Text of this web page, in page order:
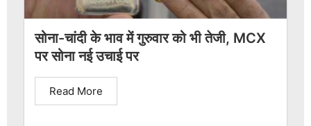
सोना-चांदी के भाव में गुरुवार को भी तेजी, MCX
पर सोना नई उचाई पर
Read More